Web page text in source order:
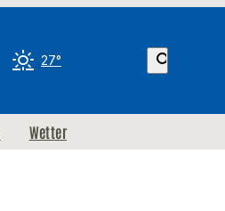
27° search
Wetter